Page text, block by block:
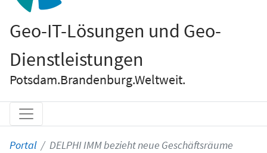
Geo-IT-Lösungen und Geo-
Dienstleistungen
Potsdam.Brandenburg.Weltweit.
Portal DELPHI IMM bezieht neue Geschäftsräume